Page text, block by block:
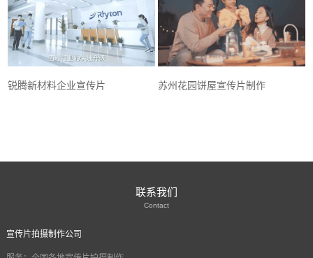
锐腾新材料企业宣传片 苏州花园饼屋宣传片制作
联系我们
Contact
宣传片拍摄制作公司